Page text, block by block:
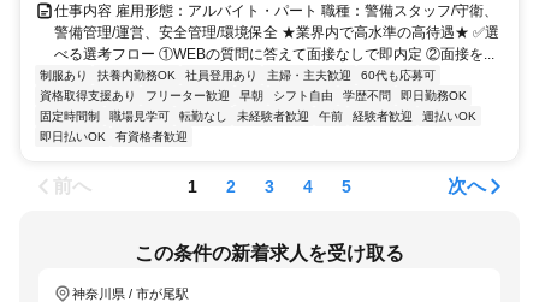
仕事内容 雇用形態：アルバイト・パート 職種：警備スタッフ/守衛、
警備管理/運営、安全管理/環境保全 ★業界内で高水準の高待遇★ ✅選
べる選考フロー ①WEBの質問に答えて面接なしで即内定 ②面接を...
制服あり 扶養内勤務OK 社員登用あり 主婦・主夫歓迎
60代も応募可
資格取得支援あり
フリーター歓迎 早朝 シフト自由 学歴不問
即日勤務OK
固定時間制
職場見学可 転勤なし 未経験者歓迎 午前 経験者歓迎
週払いOK
即日払いOK
有資格者歓迎
前へ 1 2 3 4 5 次へ
この条件の新着求人を受け取る
神奈川県 / 市が尾駅